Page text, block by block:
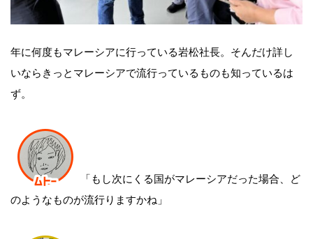
年に何度もマレーシアに行っている岩松社長。そんだけ詳し
いならきっとマレーシアで流行っているものも知っているは
ず。
「もし次にくる国がマレーシアだった場合、ど
のようなものが流行りますかね」